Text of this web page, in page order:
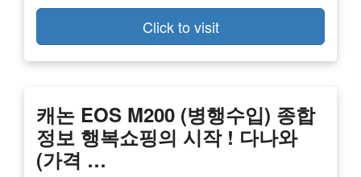
Click to visit
캐논 EOS M200 (병행수입) 종합
정보 행복쇼핑의 시작 ! 다나와
(가격 …